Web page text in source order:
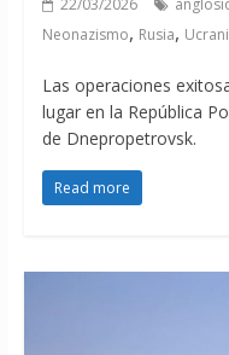
22/03/2026
Neonazismo, Rusia,
Las operaciones
lugar en la República
de Dnepropetrovsk.
Read more